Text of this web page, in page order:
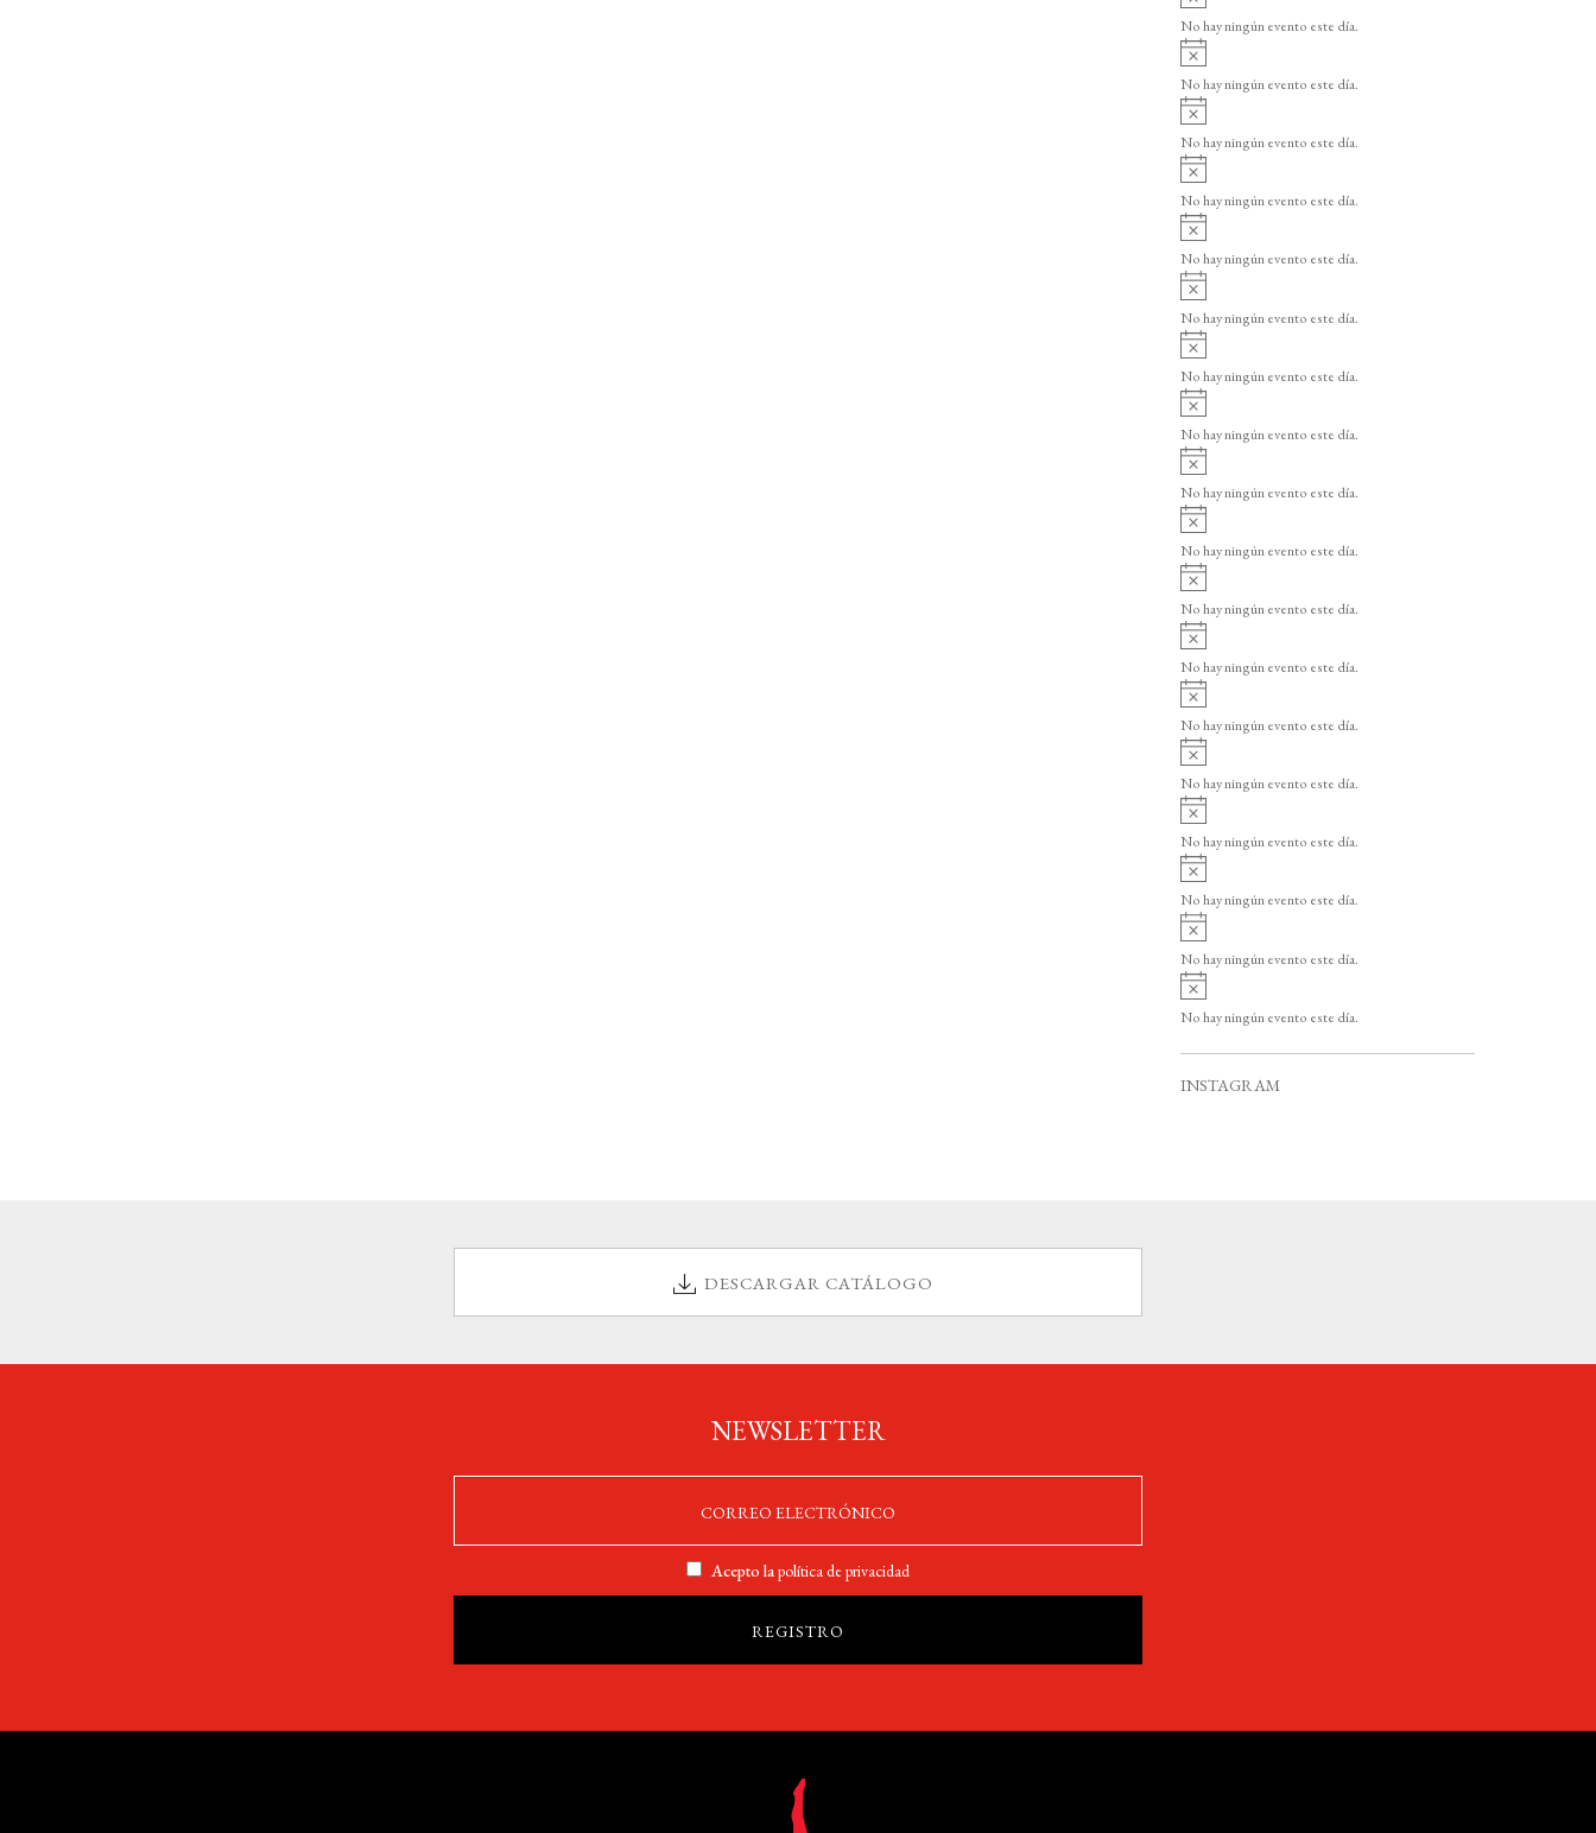
o
v
i
o
No hay ningún evento este día.
v
i
o
No hay ningún evento este día.
v
i
o
No hay ningún evento este día.
v
i
o
No hay ningún evento este día.
v
i
o
No hay ningún evento este día.
A
v
i
o
No hay ningún evento este día.
A
v
i
o
No hay ningún evento este día.
A
v
i
o
No hay ningún evento este día.
v
i
o
No hay ningún evento este día.
v
i
o
No hay ningún evento este día.
v
i
o
No hay ningún evento este día.
v
i
o
No hay ningún evento este día.
v
i
o
No hay ningún evento este día.
v
i
o
No hay ningún evento este día.
v
i
o
No hay ningún evento este día.
v
i
o
No hay ningún evento este día.
A
v
i
o
No hay ningún evento este día.
A
v
i
No hay ningún evento este día.
INSTAGRAM
DESCARGAR CATÁLOGO
NEWSLETTER
Acepto lapolítica de privacidad